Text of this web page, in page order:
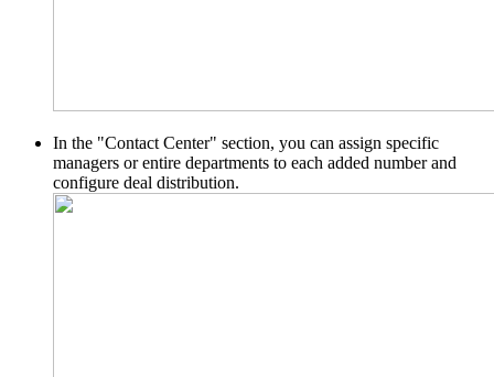
In the "Contact Center" section, you can assign specific
managers or entire departments to each added number and
configure deal distribution.